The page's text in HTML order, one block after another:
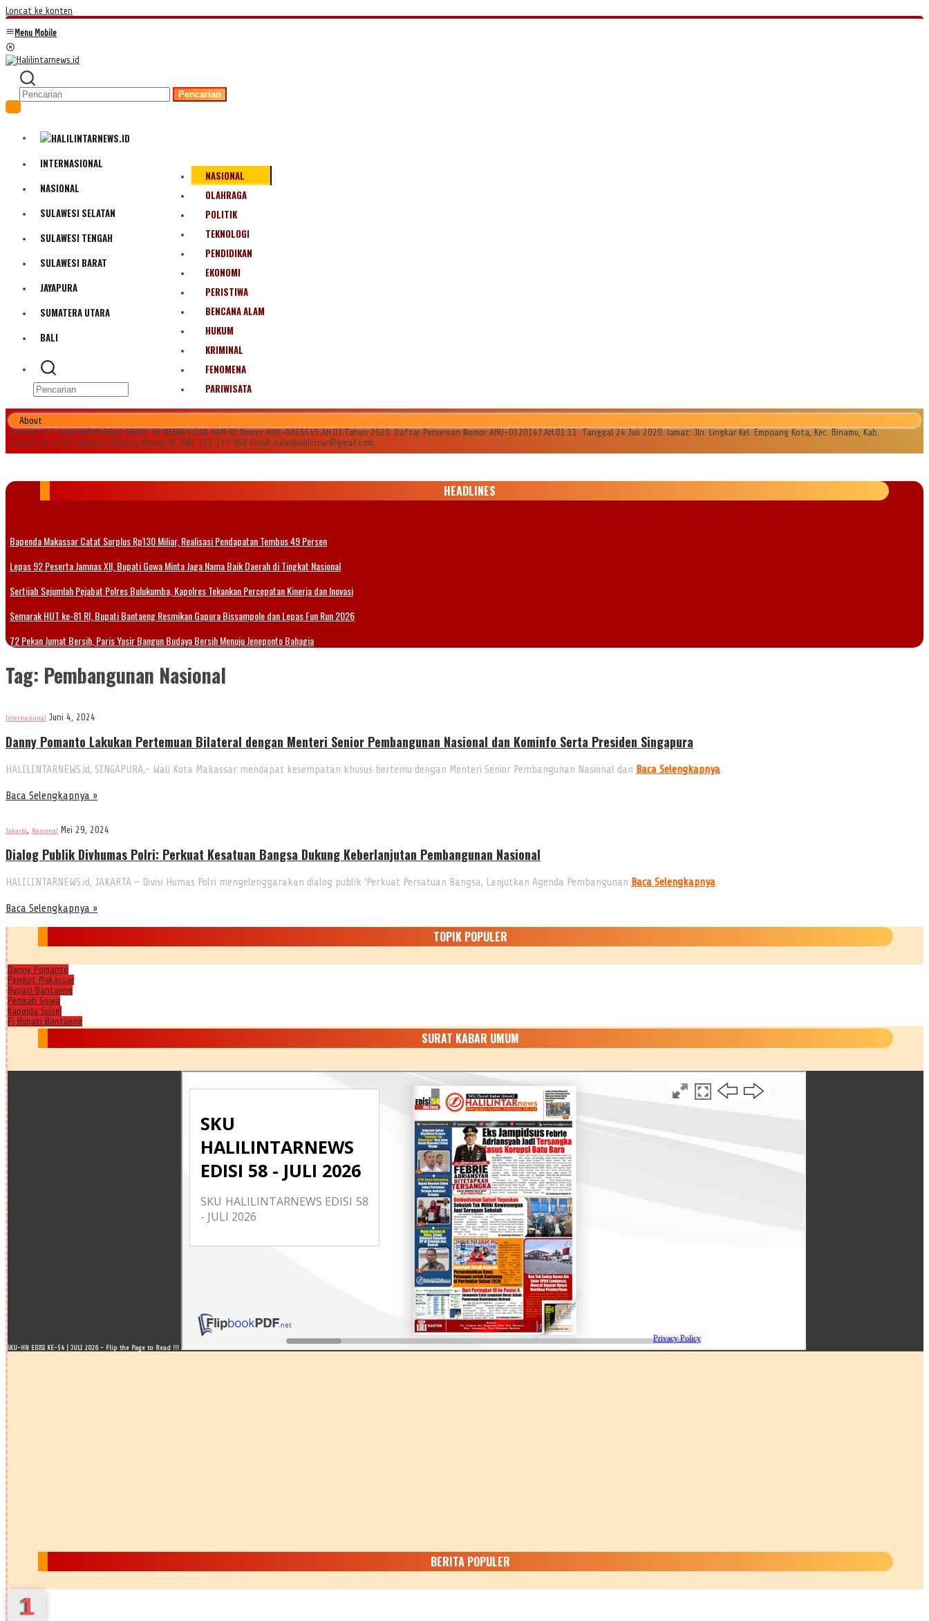
Loncat ke konten
Menu Mobile
Pencarian
INTERNASIONAL
NASIONAL
SULAWESI SELATAN
SULAWESI TENGAH
SULAWESI BARAT
JAYAPURA
SUMATERA UTARA
BALI
NASIONAL
OLAHRAGA
POLITIK
TEKNOLOGI
PENDIDIKAN
EKONOMI
PERISTIWA
BENCANA ALAM
HUKUM
KRIMINAL
FENOMENA
PARIWISATA
About
Penerbit PT. HALILINTAR NEWS GROUP SK MENKEH DAN HAM RI Nomor AHU-0035545.AH.01.Tahun 2020. Daftar Perseroan Nomor AHU-0120147.AH.01.11. Tanggal 24 Juli 2020. lamat: Jln. Lingkar Kel. Empoang Kota, Kec. Binamu, Kab.
Jeneponto, Prov. Sulawesi Selatan Nomor HP. 081 355 177 988 Email: newshalilintar@gmail.com
HEADLINES
Bapenda Makassar Catat Surplus Rp130 Miliar, Realisasi Pendapatan Tembus 49 Persen
Lepas 92 Peserta Jamnas XII, Bupati Gowa Minta Jaga Nama Baik Daerah di Tingkat Nasional
Sertijab Sejumlah Pejabat Polres Bulukumba, Kapolres Tekankan Percepatan Kinerja dan Inovasi
Semarak HUT ke-81 RI, Bupati Bantaeng Resmikan Gapura Bissampole dan Lepas Fun Run 2026
72 Pekan Jumat Bersih, Paris Yasir Bangun Budaya Bersih Menuju Jeneponto Bahagia
Tag: Pembangunan Nasional
Internasional Juni 4, 2024
Danny Pomanto Lakukan Pertemuan Bilateral dengan Menteri Senior Pembangunan Nasional dan Kominfo Serta Presiden Singapura
HALILINTARNEWS.id, SINGAPURA,- Wali Kota Makassar mendapat kesempatan khusus bertemu dengan Menteri Senior Pembangunan Nasional dan Baca Selengkapnya
Baca Selengkapnya »
Jakarta, Nasional Mei 29, 2024
Dialog Publik Divhumas Polri: Perkuat Kesatuan Bangsa Dukung Keberlanjutan Pembangunan Nasional
HALILINTARNEWS.id, JAKARTA – Divisi Humas Polri mengelenggarakan dialog publik ‘Perkuat Persatuan Bangsa, Lanjutkan Agenda Pembangunan Baca Selengkapnya
Baca Selengkapnya »
TOPIK POPULER
Danny Pomanto
Pemkot Makassar
Bupati Bantaeng
Pemkab Gowa
Kapolda Sulsel
Pj Bupati Bantaeng
SURAT KABAR UMUM
SKU-HN EDISI KE-54 | JULI 2026 - Flip the Page to Read !!!
BERITA POPULER
1